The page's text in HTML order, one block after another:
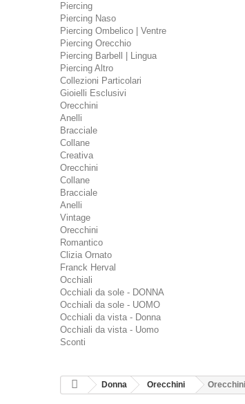
Piercing
Piercing Naso
Piercing Ombelico | Ventre
Piercing Orecchio
Piercing Barbell | Lingua
Piercing Altro
Collezioni Particolari
Gioielli Esclusivi
Orecchini
Anelli
Bracciale
Collane
Creativa
Orecchini
Collane
Bracciale
Anelli
Vintage
Orecchini
Romantico
Clizia Ornato
Franck Herval
Occhiali
Occhiali da sole - DONNA
Occhiali da sole - UOMO
Occhiali da vista - Donna
Occhiali da vista - Uomo
Sconti
Donna Orecchini